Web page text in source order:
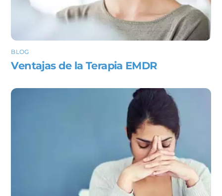
BLOG
Ventajas de la Terapia EMDR